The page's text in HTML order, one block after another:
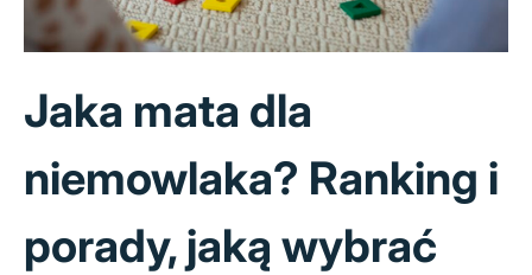
Jaka mata dla
niemowlaka? Ranking i
porady, jaką wybrać